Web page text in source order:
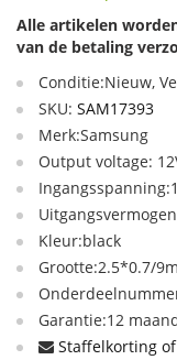
Alle artikelen
van de betaling
Conditie:Nieuw,
SKU: SAM17393
Merk:Samsung
Output voltage:
Kleur:black
Grootte:2.5*0.7/
Garantie:12
Staffelkorting